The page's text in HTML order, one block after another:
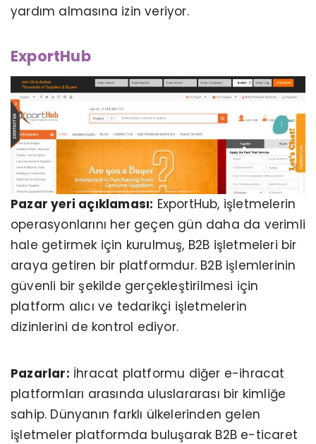
yardım almasına izin veriyor.
ExportHub
Pazar yeri açıklaması: ExportHub, işletmelerin
operasyonlarını her geçen gün daha da verimli
hale getirmek için kurulmuş, B2B işletmeleri bir
araya getiren bir platformdur. B2B işlemlerinin
güvenli bir şekilde gerçekleştirilmesi için
platform alıcı ve tedarikçi işletmelerin
dizinlerini de kontrol ediyor.
Pazarlar: İhracat platformu diğer e-ihracat
platformları arasında uluslararası bir kimliğe
sahip. Dünyanın farklı ülkelerinden gelen
işletmeler platformda buluşarak B2B e-ticaret